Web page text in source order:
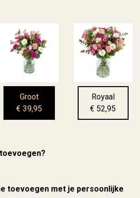
Groot
€ 39,95
Royaal
€ 52,95
toevoegen met je persoonlijke